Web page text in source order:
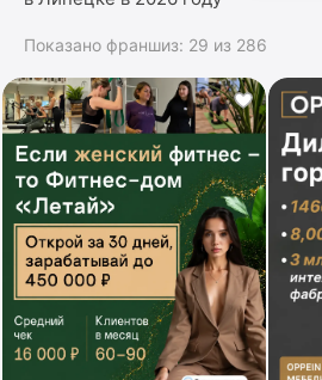
Показано франшиз: 29 из 286